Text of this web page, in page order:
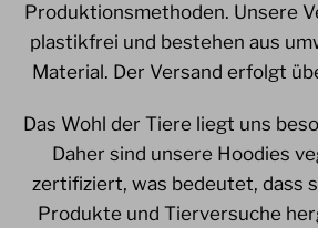
Produktionsmethoden. Unsere
plastikfrei und bestehen aus
Material. Der Versand erfolgt
Das Wohl der Tiere liegt uns
Daher sind unsere Hoodies
zertifiziert, was bedeutet, dass
Produkte und Tierversuche